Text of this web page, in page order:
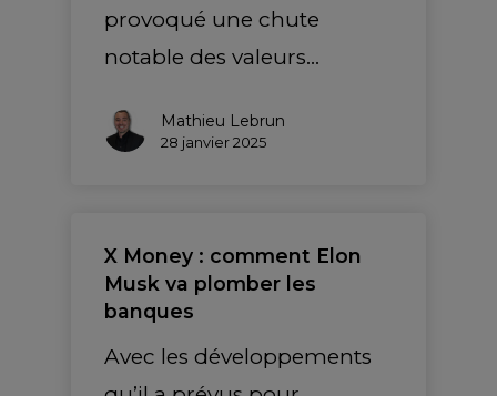
provoqué une chute
notable des valeurs…
Mathieu Lebrun
28 janvier 2025
X Money : comment Elon
Musk va plomber les
banques
Avec les développements